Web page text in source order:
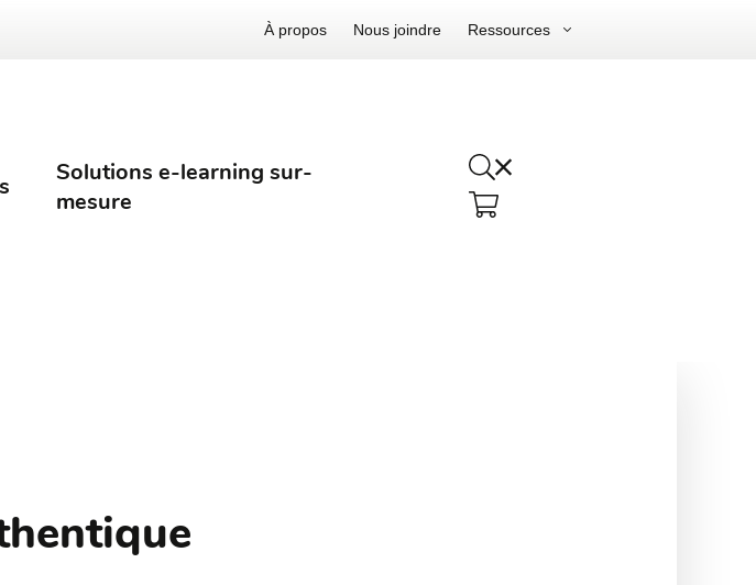
À propos Nous joindre Ressources
Solutions e-learning sur-
mesure